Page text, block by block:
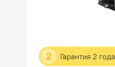
2 Гарантия 2 года